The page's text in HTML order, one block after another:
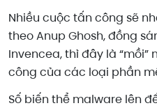
Nhiều cuộc tấn công sẽ
theo Anup Ghosh, đồng
Invencea, thì đây là
công của các loại phần
Số biến thể malware lên